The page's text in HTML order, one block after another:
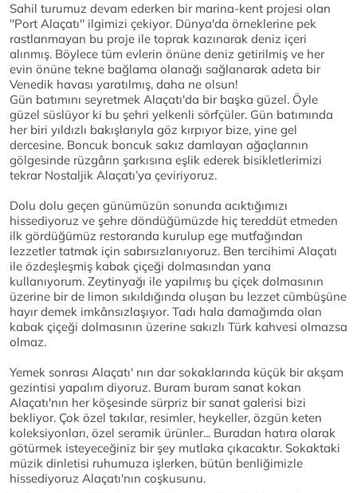
Sahil turumuz devam ederken bir marina-kent projesi olan
''Port Alaçatı'' ilgimizi çekiyor. Dünya'da örneklerine pek
rastlanmayan bu proje ile toprak kazınarak deniz içeri
alınmış. Böylece tüm evlerin önüne deniz getirilmiş ve her
evin önüne tekne bağlama olanağı sağlanarak adeta bir
Venedik havası yaratılmış, daha ne olsun!
Gün batımını seyretmek Alaçatı'da bir başka güzel. Öyle
güzel süslüyor ki bu şehri yelkenli sörfçüler. Gün batımında
her biri yıldızlı bakışlarıyla göz kırpıyor bize, yine gel
dercesine. Boncuk boncuk sakız damlayan ağaçlarının
gölgesinde rüzgârın şarkısına eşlik ederek bisikletlerimizi
tekrar Nostaljik Alaçatı’ya çeviriyoruz.
Dolu dolu geçen günümüzün sonunda acıktığımızı
hissediyoruz ve şehre döndüğümüzde hiç tereddüt etmeden
ilk gördüğümüz restoranda kurulup ege mutfağından
lezzetler tatmak için sabırsızlanıyoruz. Ben tercihimi Alaçatı
ile özdeşleşmiş kabak çiçeği dolmasından yana
kullanıyorum. Zeytinyağı ile yapılmış bu çiçek dolmasının
üzerine bir de limon sıkıldığında oluşan bu lezzet cümbüşüne
hayır demek imkânsızlaşıyor. Tadı hala damağımda olan
kabak çiçeği dolmasının üzerine sakızlı Türk kahvesi olmazsa
olmaz.
Yemek sonrası Alaçatı' nın dar sokaklarında küçük bir akşam
gezintisi yapalım diyoruz. Buram buram sanat kokan
Alaçatı'nın her köşesinde sürpriz bir sanat galerisi bizi
bekliyor. Çok özel takılar, resimler, heykeller, özgün keten
koleksiyonları, özel seramik ürünler... Buradan hatıra olarak
götürmek isteyeceğiniz bir şey mutlaka çıkacaktır. Sokaktaki
müzik dinletisi ruhumuza işlerken, bütün benliğimizle
hissediyoruz Alaçatı'nın coşkusunu.